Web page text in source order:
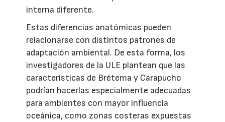
interna diferente.
Estas diferencias anatómicas pueden
relacionarse con distintos patrones de
adaptación ambiental. De esta forma, los
investigadores de la ULE plantean que las
características de Brétema y Carapucho
podrían hacerlas especialmente adecuadas
para ambientes con mayor influencia
oceánica, como zonas costeras expuestas